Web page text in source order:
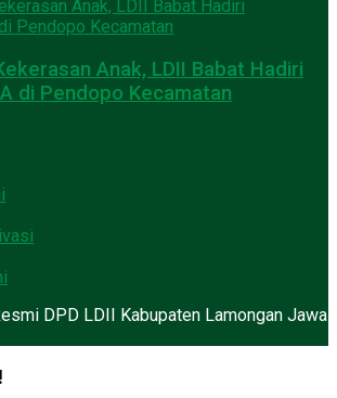
Anak, LDII Babat Hadiri
di Pendopo Kecamatan
DPD LDII Kabupaten Lamongan Jawa